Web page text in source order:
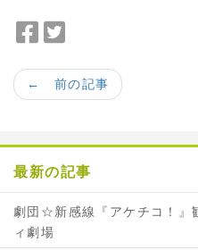
c
e
o
k
シ
ェ
i
t
r
で
ェ
← 前の記事
最新の記事
劇団☆新感線『アケチコ！』
ィ劇場